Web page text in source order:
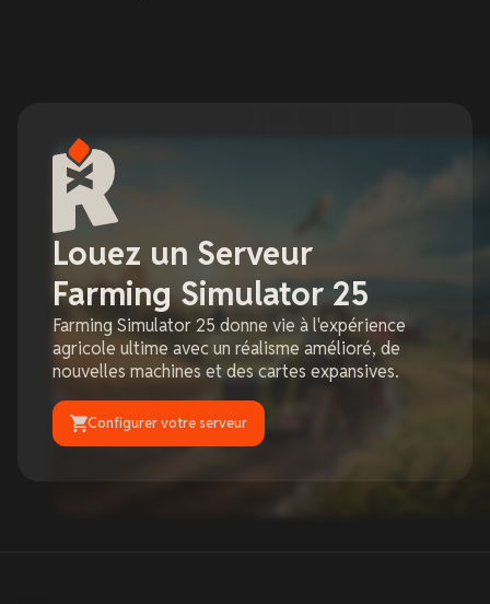
Louez un Serveur
Farming Simulator 25
Farming Simulator 25 donne vie à l'expérience
agricole ultime avec un réalisme amélioré, de
nouvelles machines et des cartes expansives.
Configurer votre serveur